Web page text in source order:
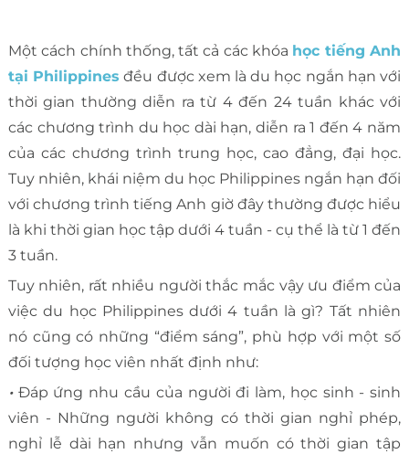
Một cách chính thống, tất cả các khóa học tiếng Anh
tại Philippines đều được xem là du học ngắn hạn với
thời gian thường diễn ra từ 4 đến 24 tuần khác với
các chương trình du học dài hạn, diễn ra 1 đến 4 năm
của các chương trình trung học, cao đẳng, đại học.
Tuy nhiên, khái niệm du học Philippines ngắn hạn đối
với chương trình tiếng Anh giờ đây thường được hiểu
là khi thời gian học tập dưới 4 tuần - cụ thể là từ 1 đến
3 tuần.
Tuy nhiên, rất nhiều người thắc mắc vậy ưu điểm của
việc du học Philippines dưới 4 tuần là gì? Tất nhiên
nó cũng có những “điểm sáng”, phù hợp với một số
đối tượng học viên nhất định như:
• Đáp ứng nhu cầu của người đi làm, học sinh - sinh
viên - Những người không có thời gian nghỉ phép,
nghỉ lễ dài hạn nhưng vẫn muốn có thời gian tập